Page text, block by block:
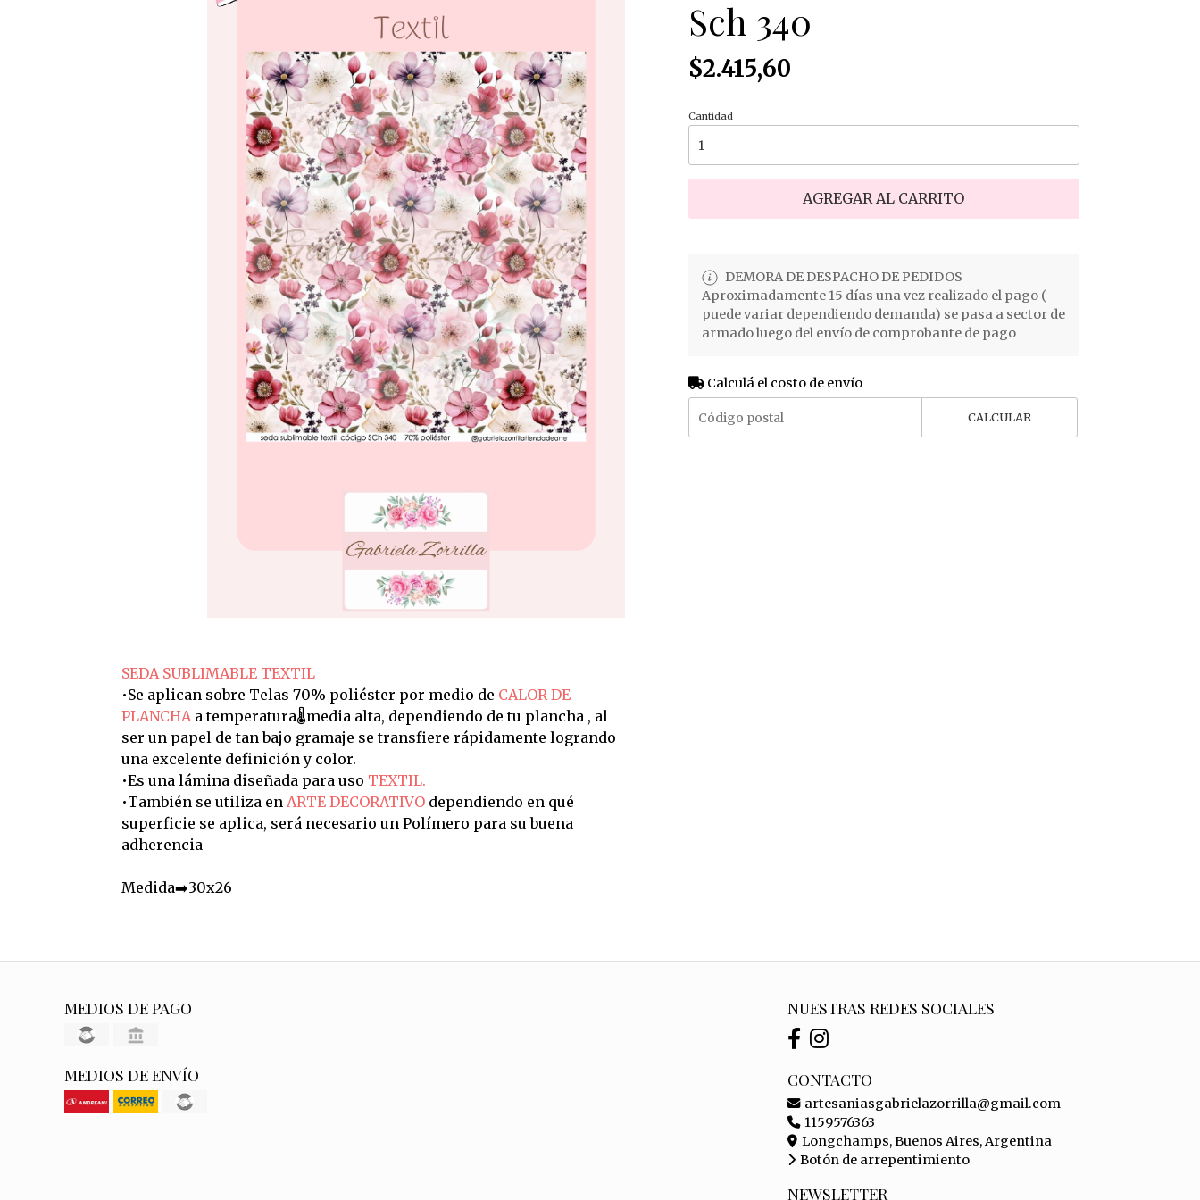
SEDA SUBLIMABLE TEXTIL
•Se aplican sobre Telas 70% poliéster por medio de CALOR DE
PLANCHA a temperatura🌡️media alta, dependiendo de tu plancha , al
ser un papel de tan bajo gramaje se transfiere rápidamente logrando
una excelente definición y color.
•Es una lámina diseñada para uso TEXTIL.
•También se utiliza en ARTE DECORATIVO dependiendo en qué
superficie se aplica, será necesario un Polímero para su buena
adherencia
Medida➡️30x26
Sch 340
$2.415,60
Cantidad
AGREGAR AL CARRITO
DEMORA DE DESPACHO DE PEDIDOS
Aproximadamente 15 días una vez realizado el pago (
puede variar dependiendo demanda) se pasa a sector de
armado luego del envío de comprobante de pago
Calculá el costo de envío
CALCULAR
MEDIOS DE PAGO
MEDIOS DE ENVÍO
NUESTRAS REDES SOCIALES
CONTACTO
artesaniasgabrielazorrilla@gmail.com
1159576363
Longchamps, Buenos Aires, Argentina
Botón de arrepentimiento
NEWSLETTER